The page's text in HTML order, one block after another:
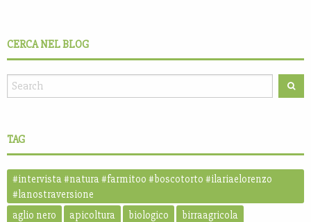
CERCA NEL BLOG
TAG
#intervista #natura #farmitoo #boscotorto #ilariaelorenzo
#lanostraversione
aglio nero
apicoltura biologico
birraagricola